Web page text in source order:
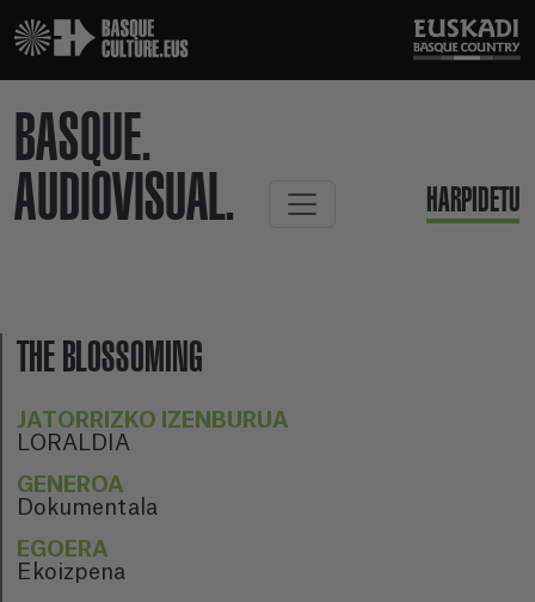
BASQUE.
AUDIOVISUAL.
HARPIDETU
THE BLOSSOMING
JATORRIZKO IZENBURUA
LORALDIA
GENEROA
Dokumentala
EGOERA
Ekoizpena